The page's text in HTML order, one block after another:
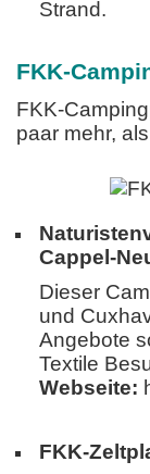
Strand.
FKK-
FKK-
paar mehr,
Cappel-
Dieser
und
Angebote
Textile
Webseite:
FKK-